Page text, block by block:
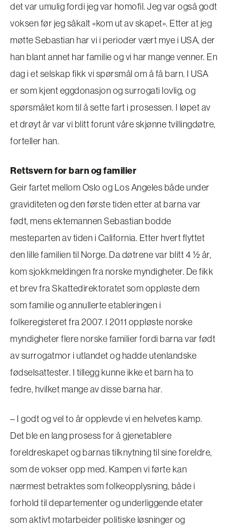
det var umulig fordi jeg var homofil. Jeg var også godt
voksen før jeg såkalt «kom ut av skapet». Etter at jeg
møtte Sebastian har vi i perioder vært mye i USA, der
han blant annet har familie og vi har mange venner. En
dag i et selskap fikk vi spørsmål om å få barn. I USA
er som kjent eggdonasjon og surrogati lovlig, og
spørsmålet kom til å sette fart i prosessen. I løpet av
et drøyt år var vi blitt forunt våre skjønne tvillingdøtre,
forteller han.
Rettsvern for barn og familier
Geir fartet mellom Oslo og Los Angeles både under
graviditeten og den første tiden etter at barna var
født, mens ektemannen Sebastian bodde
mesteparten av tiden i California. Etter hvert flyttet
den lille familien til Norge. Da døtrene var blitt 4 ½ år,
kom sjokkmeldingen fra norske myndigheter. De fikk
et brev fra Skattedirektoratet som oppløste dem
som familie og annullerte etableringen i
folkeregisteret fra 2007. I 2011 oppløste norske
myndigheter flere norske familier fordi barna var født
av surrogatmor i utlandet og hadde utenlandske
fødselsattester. I tillegg kunne ikke et barn ha to
fedre, hvilket mange av disse barna har.
– I godt og vel to år opplevde vi en helvetes kamp.
Det ble en lang prosess for å gjenetablere
foreldreskapet og barnas tilknytning til sine foreldre,
som de vokser opp med. Kampen vi førte kan
nærmest betraktes som folkeopplysning, både i
forhold til departementer og underliggende etater
som aktivt motarbeider politiske løsninger og